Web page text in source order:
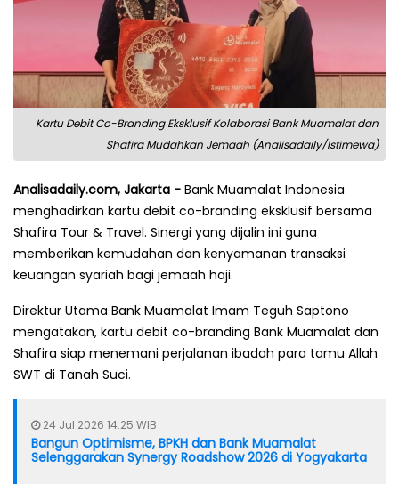
Kartu Debit Co-Branding Eksklusif Kolaborasi Bank Muamalat dan
Shafira Mudahkan Jemaah (Analisadaily/Istimewa)
Analisadaily.com, Jakarta - Bank Muamalat Indonesia
menghadirkan kartu debit co-branding eksklusif bersama
Shafira Tour & Travel. Sinergi yang dijalin ini guna
memberikan kemudahan dan kenyamanan transaksi
keuangan syariah bagi jemaah haji.
Direktur Utama Bank Muamalat Imam Teguh Saptono
mengatakan, kartu debit co-branding Bank Muamalat dan
Shafira siap menemani perjalanan ibadah para tamu Allah
SWT di Tanah Suci.
24 Jul 2026 14:25 WIB
Bangun Optimisme, BPKH dan Bank Muamalat
Selenggarakan Synergy Roadshow 2026 di Yogyakarta